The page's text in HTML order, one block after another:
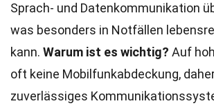
Sprach- und Datenkommunikation
was besonders in Notfällen
kann. Warum ist es wichtig? Auf
oft keine Mobilfunkabdeckung,
zuverlässiges